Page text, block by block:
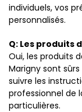
individuels, vos
personnalisés.
Q: Les produits
Oui, les produits
Marigny sont
suivre les
professionnel de
particulières.